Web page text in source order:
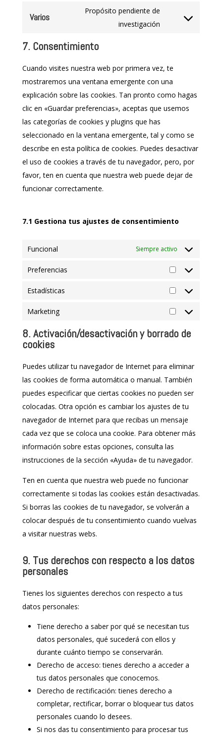
service
twitter
Varios
Propósito pendiente de
investigación
Consent
varios
7. Consentimiento
Cuando visites nuestra web por primera vez, te
mostraremos una ventana emergente con una
explicación sobre las cookies. Tan pronto como hagas
clic en «Guardar preferencias», aceptas que usemos
las categorías de cookies y plugins que has
seleccionado en la ventana emergente, tal y como se
describe en esta política de cookies. Puedes desactivar
el uso de cookies a través de tu navegador, pero, por
favor, ten en cuenta que nuestra web puede dejar de
funcionar correctamente.
7.1 Gestiona tus ajustes de consentimiento
Funcional Siempre activo
Preferencias
Preferencias
Estadísticas
Estadísticas
Marketing
Marketing
8. Activación/desactivación y borrado de
cookies
Puedes utilizar tu navegador de Internet para eliminar
las cookies de forma automática o manual. También
puedes especificar que ciertas cookies no pueden ser
colocadas. Otra opción es cambiar los ajustes de tu
navegador de Internet para que recibas un mensaje
cada vez que se coloca una cookie. Para obtener más
información sobre estas opciones, consulta las
instrucciones de la sección «Ayuda» de tu navegador.
Ten en cuenta que nuestra web puede no funcionar
correctamente si todas las cookies están desactivadas.
Si borras las cookies de tu navegador, se volverán a
colocar después de tu consentimiento cuando vuelvas
a visitar nuestras webs.
9. Tus derechos con respecto a los datos
personales
Tienes los siguientes derechos con respecto a tus
datos personales:
Tiene derecho a saber por qué se necesitan tus
datos personales, qué sucederá con ellos y
durante cuánto tiempo se conservarán.
Derecho de acceso: tienes derecho a acceder a
tus datos personales que conocemos.
Derecho de rectificación: tienes derecho a
completar, rectificar, borrar o bloquear tus datos
personales cuando lo desees.
Si nos das tu consentimiento para procesar tus